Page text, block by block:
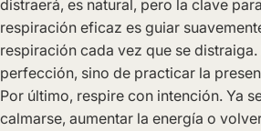
distraerá, es natural, pero la clave
respiración eficaz es guiar
respiración cada vez que se
perfección, sino de practicar la
Por último, respire con intención. Ya
calmarse, aumentar la energía o